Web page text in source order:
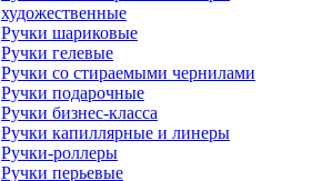
художественные
Ручки шариковые
Ручки гелевые
Ручки со стираемыми чернилами
Ручки подарочные
Ручки бизнес-класса
Ручки капиллярные и линеры
Ручки-роллеры
Ручки перьевые